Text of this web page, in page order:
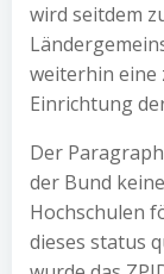
wird seitdem
weiterhin eine
Einrichtung
Der
der Bund
Hochschulen
dieses status